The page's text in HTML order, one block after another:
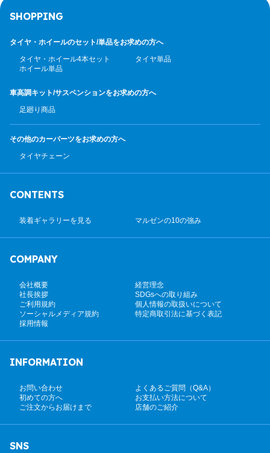
SHOPPING
タイヤ・ホイールのセット/単品をお求めの方へ
タイヤ・ホイール4本セット
タイヤ単品
ホイール単品
車高調キット/サスペンションをお求めの方へ
足廻り商品
その他のカーパーツをお求めの方へ
タイヤチェーン
CONTENTS
装着ギャラリーを見る マルゼンの10の強み
COMPANY
会社概要
経営理念
社長挨拶
SDGsへの取り組み
ご利用規約
個人情報の取扱いについて
ソーシャルメディア規約
特定商取引法に基づく表記
採用情報
INFORMATION
お問い合わせ
よくあるご質問（Q&A）
初めての方へ
お支払い方法について
ご注文からお届けまで
店舗のご紹介
SNS